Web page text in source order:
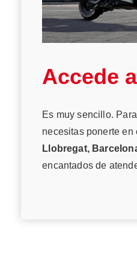
Accede
Es muy sencillo.
necesitas ponerte en
Llobregat,
encantados de